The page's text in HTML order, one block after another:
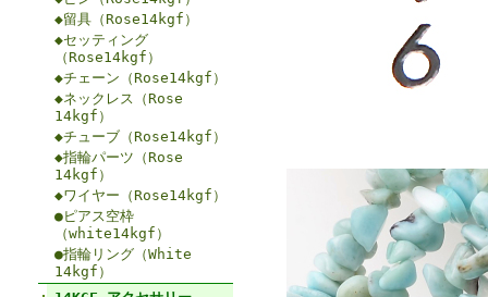
◆留具（Rose14kgf）
◆セッティング
（Rose14kgf）
◆チェーン（Rose14kgf）
◆ネックレス（Rose
14kgf）
◆チューブ（Rose14kgf）
◆指輪パーツ（Rose
14kgf）
◆ワイヤー（Rose14kgf）
●ピアス空枠
（white14kgf）
●指輪リング（White
14kgf）